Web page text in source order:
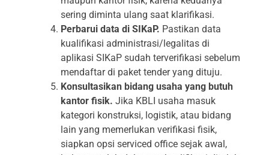
sering diminta ulang saat klarifikasi.
Perbarui data di SIKaP. Pastikan data
kualifikasi administrasi/legalitas di
aplikasi SIKaP sudah terverifikasi sebelum
mendaftar di paket tender yang dituju.
Konsultasikan bidang usaha yang butuh
kantor fisik. Jika KBLI usaha masuk
kategori konstruksi, logistik, atau bidang
lain yang memerlukan verifikasi fisik,
siapkan opsi serviced office sejak awal,